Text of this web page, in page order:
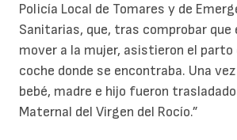
Policía Local de Tomares y de
Sanitarias, que, tras comprobar que
mover a la mujer, asistieron el parto
coche donde se encontraba. Una
bebé, madre e hijo fueron
Maternal del Virgen del Rocío.”